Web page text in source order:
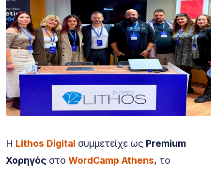
Η Lithos Digital συμμετείχε ως Premium
Χορηγός στο WordCamp Athens, το